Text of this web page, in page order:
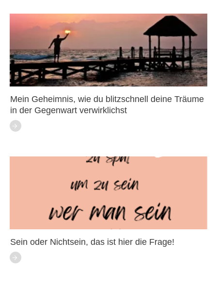
Mein Geheimnis, wie du blitzschnell deine Träume
in der Gegenwart verwirklichst
Sein oder Nichtsein, das ist hier die Frage!